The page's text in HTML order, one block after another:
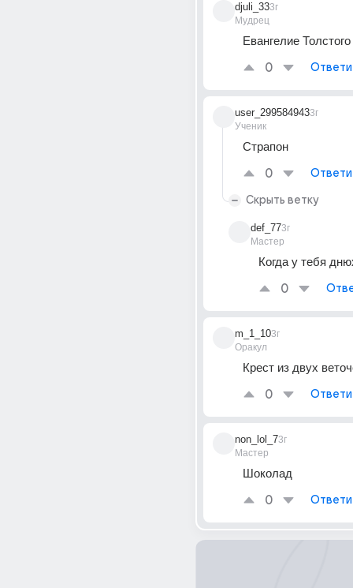
djuli_33
Мудрец
3г
Евангелие Толстого
0
user_299584943
Ученик
3г
Страпон
0
Скрыть ветку
def_77
Мастер
3г
Когда у тебя
0
m_1_10
Оракул
3г
Крест из двух
0
non_lol_7
Мастер
3г
Шоколад
0